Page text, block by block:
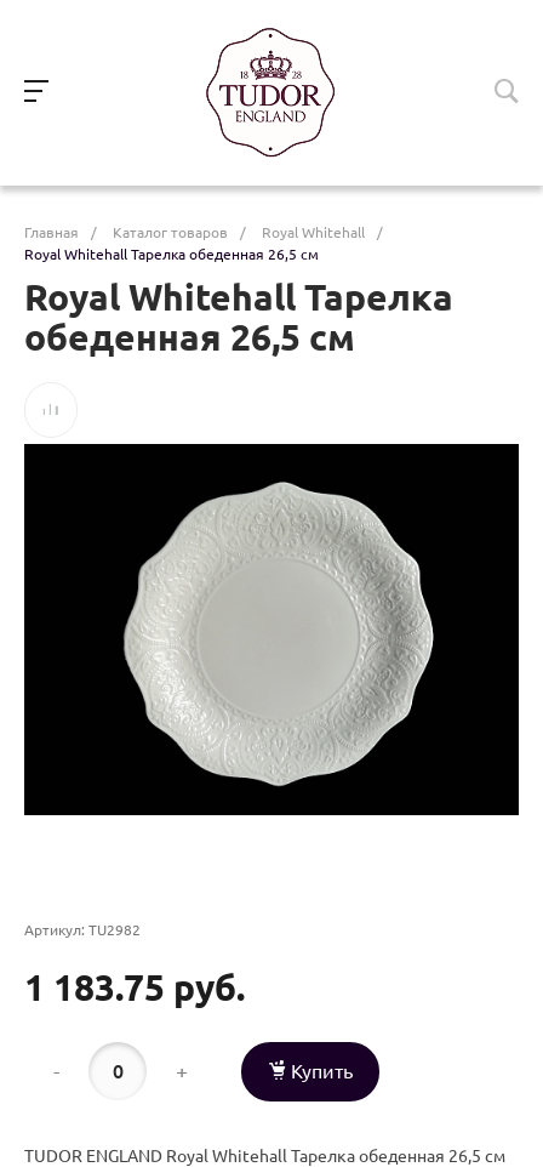
Главная / Каталог товаров / Royal Whitehall
/
Royal Whitehall Тарелка обеденная 26,5 см
Royal Whitehall Тарелка
обеденная 26,5 см
Артикул: TU2982
1 183.75 руб.
- + Купить
TUDOR ENGLAND Royal Whitehall Тарелка обеденная 26,5 см